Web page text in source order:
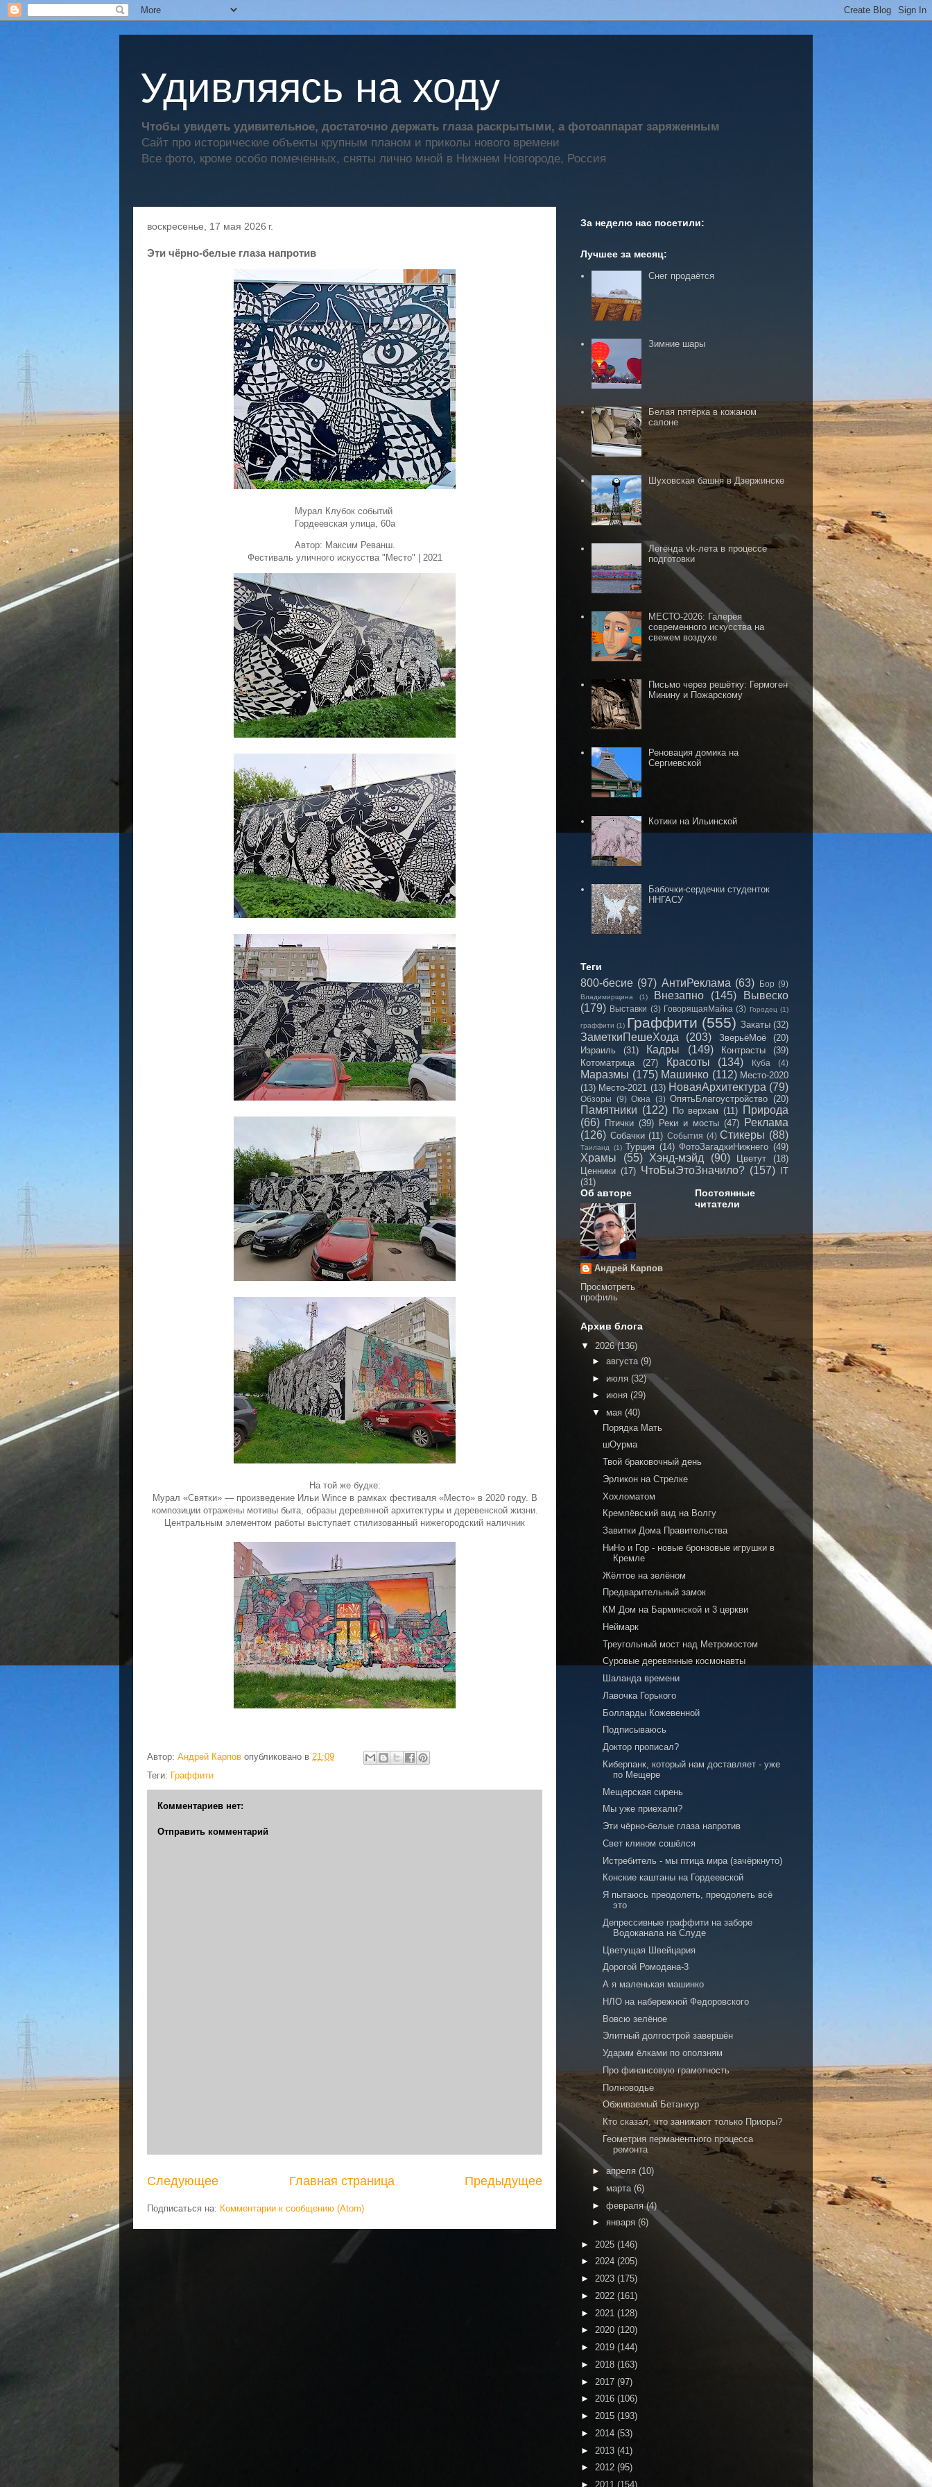
Удивляясь на ходу
Чтобы увидеть удивительное, достаточно держать глаза раскрытыми, а фотоаппарат заряженным
Сайт про исторические объекты крупным планом и приколы нового времени
Все фото, кроме особо помеченных, сняты лично мной в Нижнем Новгороде, Россия
воскресенье, 17 мая 2026 г.
Эти чёрно-белые глаза напротив
Мурал Клубок событий
Гордеевская улица, 60а
Автор: Максим Реванш.
Фестиваль уличного искусства "Место" | 2021
На той же будке:
Мурал «Святки» — произведение Ильи Wince в рамках фестиваля «Место» в 2020 году. В
композиции отражены мотивы быта, образы деревянной архитектуры и деревенской жизни.
Центральным элементом работы выступает стилизованный нижегородский наличник
Автор: Андрей Карпов опубликовано в 21:09
Теги: Граффити
Комментариев нет:
Отправить комментарий
Следующее Предыдущее
Главная страница
Подписаться на: Комментарии к сообщению (Atom)
За неделю нас посетили:
Лучшее за месяц:
Снег продаётся
Зимние шары
Белая пятёрка в кожаном
салоне
Шуховская башня в Дзержинске
Легенда vk-лета в процессе
подготовки
МЕСТО-2026: Галерея
современного искусства на
свежем воздухе
Письмо через решётку: Гермоген
Минину и Пожарскому
Реновация домика на
Сергиевской
Котики на Ильинской
Бабочки-сердечки студенток
ННГАСУ
Теги
800-бесие (97) АнтиРеклама (63) Бор (9)
Владимирщина (1) Внезапно (145)
Вывеско
(179) Выставки (3) ГоворящаяМайка (3) Городец (1)
граффити (1) Граффити (555) Закаты (32)
ЗаметкиПешеХода (203) ЗверьёМоё
(20)
Израиль
(31) Кадры (149) Контрасты
(39)
Котоматрица
(27) Красоты (134) Куба (4)
Маразмы (175) Машинко (112) Место-2020
(13) Место-2021 (13) НоваяАрхитектура (79)
Обзоры (9) Окна (3) ОпятьБлагоустройство (20)
Памятники (122) По верхам (11) Природа
(66) Птички (39) Реки и мосты (47) Реклама
(126) Собачки (11) События (4) Стикеры (88)
Таиланд (1) Турция (14) ФотоЗагадкиНижнего (49)
Храмы (55) Хэнд-мэйд (90) Цветут
(18)
Ценники (17) ЧтоБыЭтоЗначило? (157)
IT
(31)
Об авторе
Андрей Карпов
Просмотреть
профиль
Постоянные
читатели
Архив блога
▼ 2026(136)
► августа (9)
► июля (32)
► июня (29)
▼ мая (40)
Порядка Мать
шОурма
Твой браковочный день
Эрликон на Стрелке
Хохломатом
Кремлёвский вид на Волгу
Завитки Дома Правительства
НиНо и Гор - новые бронзовые игрушки в
Кремле
Жёлтое на зелёном
Предварительный замок
КМ Дом на Барминской и 3 церкви
Неймарк
Треугольный мост над Метромостом
Суровые деревянные космонавты
Шаланда времени
Лавочка Горького
Болларды Кожевенной
Подписываюсь
Доктор прописал?
Киберпанк, который нам доставляет - уже
по Мещере
Мещерская сирень
Мы уже приехали?
Эти чёрно-белые глаза напротив
Свет клином сошёлся
Истребитель - мы птица мира (зачёркнуто)
Конские каштаны на Гордеевской
Я пытаюсь преодолеть, преодолеть всё
это
Депрессивные граффити на заборе
Водоканала на Слуде
Цветущая Швейцария
Дорогой Ромодана-3
А я маленькая машинко
НЛО на набережной Федоровского
Вовсю зелёное
Элитный долгострой завершён
Ударим ёлками по оползням
Про финансовую грамотность
Полноводье
Обживаемый Бетанкур
Кто сказал, что занижают только Приоры?
Геометрия перманентного процесса
ремонта
►апреля (10)
► марта (6)
► февраля(4)
► января (6)
► 2025 (146)
► 2024 (205)
► 2023 (175)
► 2022 (161)
► 2021 (128)
► 2020 (120)
► 2019 (144)
► 2018 (163)
► 2017 (97)
► 2016 (106)
► 2015 (193)
► 2014 (53)
► 2013 (41)
► 2012 (95)
► 2011 (154)